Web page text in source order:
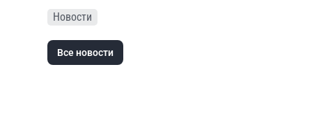
Новости
Все новости